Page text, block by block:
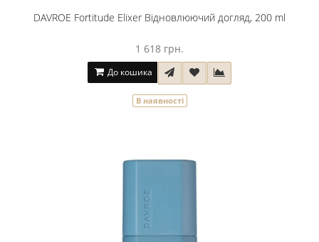
DAVROE Fortitude Elixer Відновлюючий догляд, 200 ml
1 618 грн.
До кошика
В наявності